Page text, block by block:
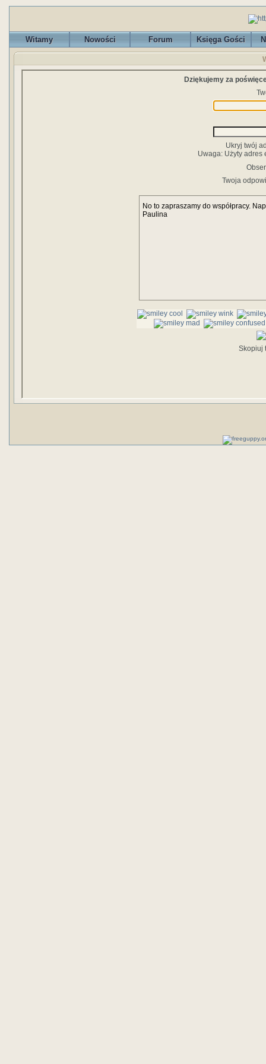
Witamy Nowości Forum Księga Gości
Dziękujemy za
Ukryj twój
Uwaga: Użyty adres
Twoja
No to zapraszamy do współpracy.
Paulina
Skopiuj